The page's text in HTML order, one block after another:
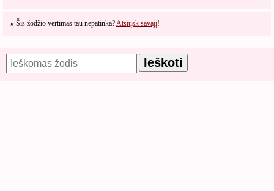
» Šis žodžio vertimas tau nepatinka?Atsiųsk savajį!